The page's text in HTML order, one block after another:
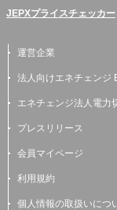
JEPXプライスチェッカー
運営企業
法人向けエネチェンジ
エネチェンジ法人電力
プレスリリース
会員マイページ
利用規約
個人情報の取扱いにつ